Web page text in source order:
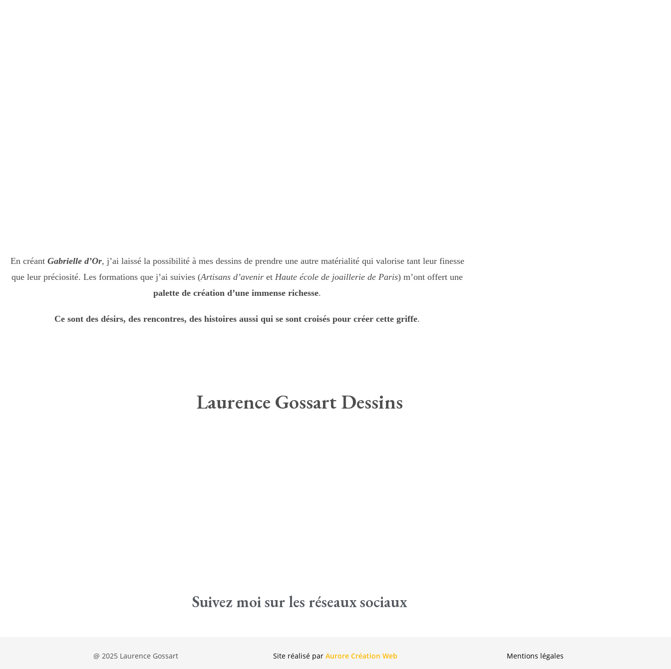
En créant Gabrielle d’Or, j’ai laissé la possibilité à mes dessins de prendre une autre matérialité qui valorise tant leur finesse
que leur préciosité. Les formations que j’ai suivies (Artisans d’avenir et Haute école de joaillerie de Paris) m’ont offert une
palette de création d’une immense richesse.
Ce sont des désirs, des rencontres, des histoires aussi qui se sont croisés pour créer cette griffe.
Laurence Gossart Dessins
Suivez moi sur les réseaux sociaux
@ 2025 Laurence Gossart Site réalisé par Aurore Création Web Mentions légales